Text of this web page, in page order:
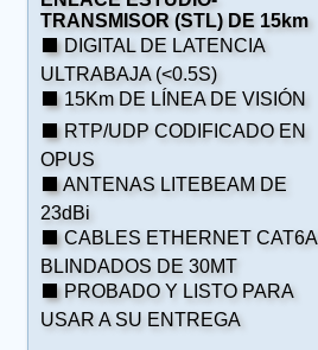
TRANSMISOR (STL) DE 15km
⬛ DIGITAL DE LATENCIA
ULTRABAJA (<0.5S)
⬛ 15Km DE LÍNEA DE VISIÓN
⬛ RTP/UDP CODIFICADO EN
OPUS
⬛ ANTENAS LITEBEAM DE
23dBi
⬛ CABLES ETHERNET CAT6A
BLINDADOS DE 30MT
⬛ PROBADO Y LISTO PARA
USAR A SU ENTREGA